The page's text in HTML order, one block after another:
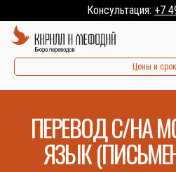
Консультация: +7
Цены и
ПЕРЕВОД С/НА
ЯЗЫК